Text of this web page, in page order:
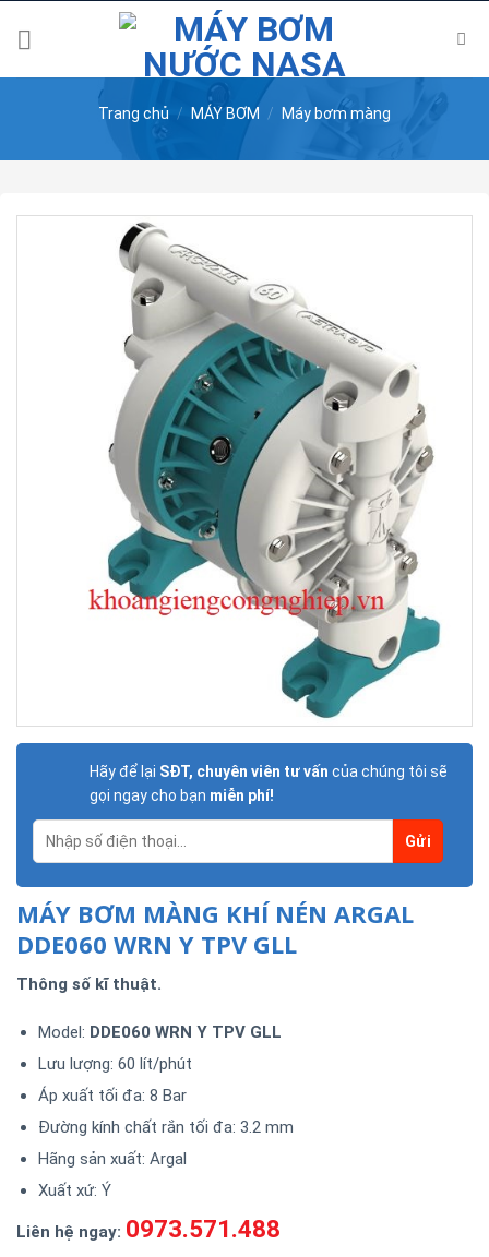
Trang chủ / MÁY BƠM / Máy bơm màng
Hãy để lại SĐT, chuyên viên tư vấn của chúng tôi sẽ
gọi ngay cho bạn miễn phí!
MÁY BƠM MÀNG KHÍ NÉN ARGAL
DDE060 WRN Y TPV GLL
Thông số kĩ thuật.
Model: DDE060 WRN Y TPV GLL
Lưu lượng: 60 lít/phút
Áp xuất tối đa: 8 Bar
Đường kính chất rắn tối đa: 3.2 mm
Hãng sản xuất: Argal
Xuất xứ: Ý
Liên hệ ngay: 0973.571.488